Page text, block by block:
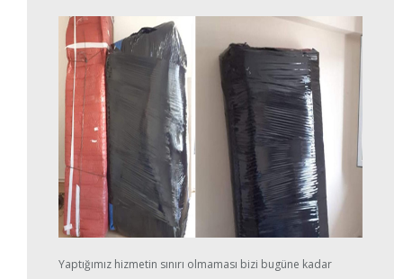
Yaptığımız hizmetin sınırı olmaması bizi bugüne kadar